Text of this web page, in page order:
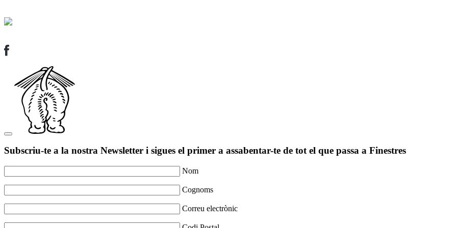
Subscriu-te a la nostra Newsletter i sigues el primer a assabentar-te de tot el que passa a Finestres
Nom
Cognoms
Correu electrònic